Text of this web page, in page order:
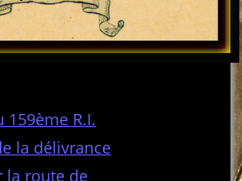
159ème R.I.
la délivrance
la route de